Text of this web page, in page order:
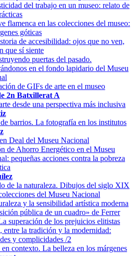
del trabajo en un museo: relato de
flamenca en las colecciones del museo:
góticas
de accesibilidad: ojos que no ven,
que sí siente
puertas del pasado.
en el fondo lapidario del Museu
de GIFs de arte en el museo
2n Batxillerat A
desde una perspectiva más inclusiva
barrios. La fotografía en los institutos
Deal del Museu Nacional
de Ahorro Energético en el Museu
pequeñas acciones contra la pobreza
de la naturaleza. Dibujos del siglo XIX
del Museu Nacional
y la sensibilidad artística moderna
pública de un cuadro» de Ferrer
superación de los prejuicios elitistas
entre la tradición y la modernidad:
y complicidades /2
contexto. La belleza en los márgenes